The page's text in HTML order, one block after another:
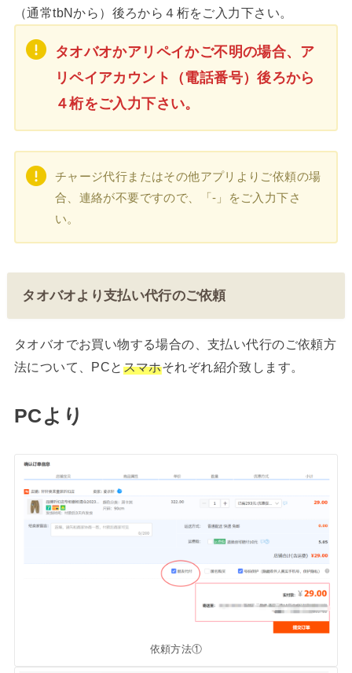
（通常tbNから）後ろから４桁をご入力下さい。
タオバオかアリペイかご不明の場合、ア
リペイアカウント（電話番号）後ろから
４桁をご入力下さい。
チャージ代行またはその他アプリよりご依頼の場
合、連絡が不要ですので、「-」をご入力下さ
い。
タオバオより支払い代行のご依頼
タオバオでお買い物する場合の、支払い代行のご依頼方
法について、PCと スマホそれぞれ紹介致します。
PCより
依頼方法①